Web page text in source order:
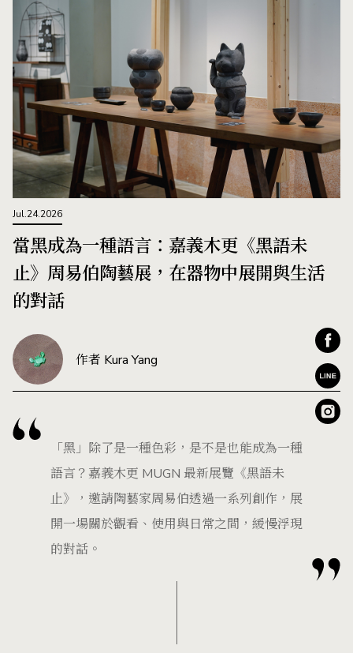
Jul.24.2026
當黑成為一種語言：嘉義木更《黑語未
止》周易伯陶藝展，在器物中展開與生活
的對話
作者 Kura Yang
「黑」除了是一種色彩，是不是也能成為一種
語言？嘉義木更 MUGN 最新展覽《黑語未
止》，邀請陶藝家周易伯透過一系列創作，展
開一場關於觀看、使用與日常之間，緩慢浮現
的對話。